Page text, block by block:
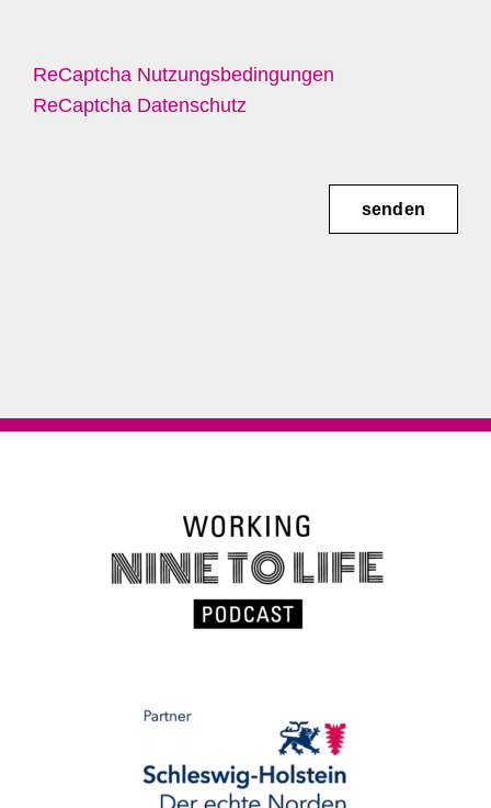
ReCaptcha Nutzungsbedingungen
ReCaptcha Datenschutz
senden